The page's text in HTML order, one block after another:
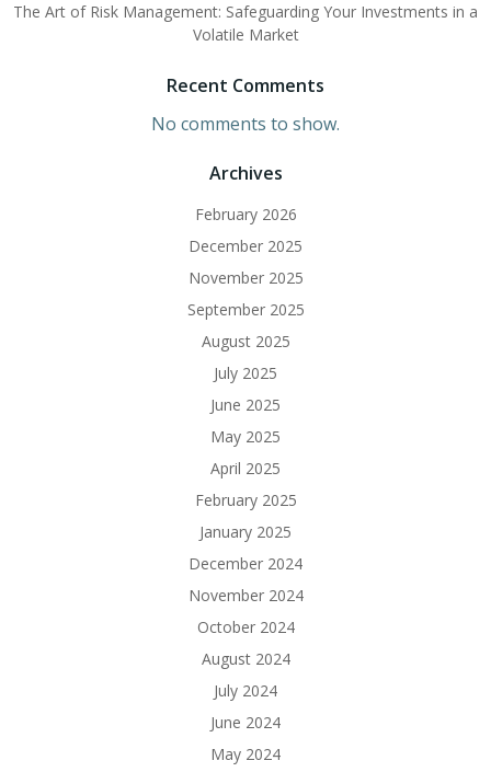
The Art of Risk Management: Safeguarding Your Investments in a
Volatile Market
Recent Comments
No comments to show.
Archives
February 2026
December 2025
November 2025
September 2025
August 2025
July 2025
June 2025
May 2025
April 2025
February 2025
January 2025
December 2024
November 2024
October 2024
August 2024
July 2024
June 2024
May 2024